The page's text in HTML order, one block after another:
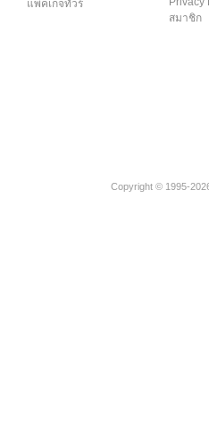
แพคเกจทัวร์
สมาชิก
Copyright © 1995-